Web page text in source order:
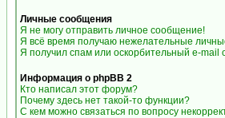
Личные сообщения
Я не могу отправить личное сообщение!
Я всё время получаю нежелательные
Я получил спам или оскорбительный e-mail
Информация о phpBB 2
Кто написал этот форум?
Почему здесь нет такой-то функции?
С кем можно связаться по вопросу